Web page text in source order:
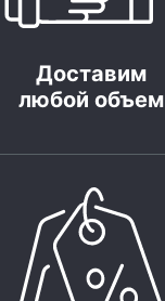
Доставим
любой объем